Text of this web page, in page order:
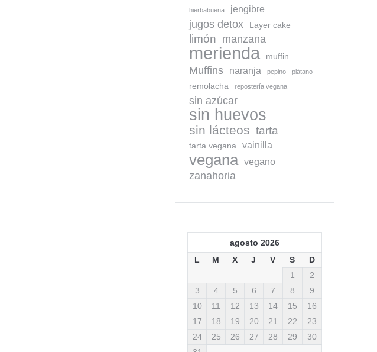
hierbabuena jengibre
jugos detox Layer cake
limón manzana
merienda muffin
Muffins naranja pepino plátano
remolacha repostería vegana
sin azúcar
sin huevos
sin lácteos tarta
tarta vegana vainilla
vegana vegano
zanahoria
agosto 2026
L
M X J V S
D
1
2
3
4 5 6 7 8
9
10
11 12 13 14 15
16
17
18 19 20 21 22
23
24
25 26 27 28 29
30